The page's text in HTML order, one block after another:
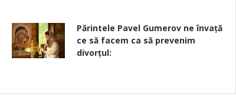
Părintele Pavel Gumerov ne învață
ce să facem ca să prevenim
divorțul: